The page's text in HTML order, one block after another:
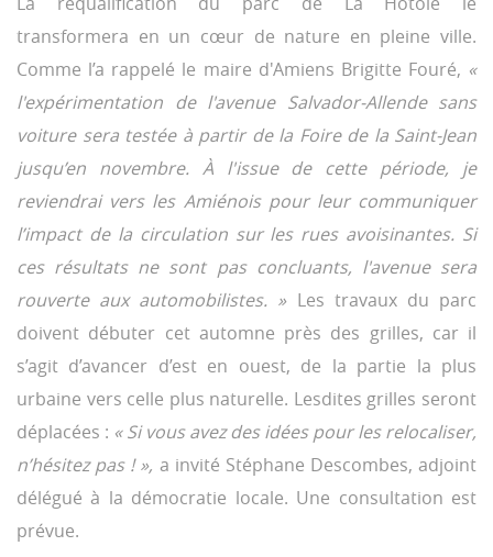
transformera en un cœur de nature en pleine ville.
Comme l’a rappelé le maire d'Amiens Brigitte Fouré, «
l'expérimentation de l'avenue Salvador-Allende sans
voiture sera testée à partir de la Foire de la Saint-Jean
jusqu’en novembre. À l'issue de cette période, je
reviendrai vers les Amiénois pour leur communiquer
l’impact de la circulation sur les rues avoisinantes. Si
ces résultats ne sont pas concluants, l'avenue sera
rouverte aux automobilistes. »Les travaux du parc
doivent débuter cet automne près des grilles, car il
s’agit d’avancer d’est en ouest, de la partie la plus
urbaine vers celle plus naturelle. Lesdites grilles seront
déplacées : « Si vous avez des idées pour les relocaliser,
n’hésitez pas ! », a invité Stéphane Descombes, adjoint
délégué à la démocratie locale. Une consultation est
prévue.